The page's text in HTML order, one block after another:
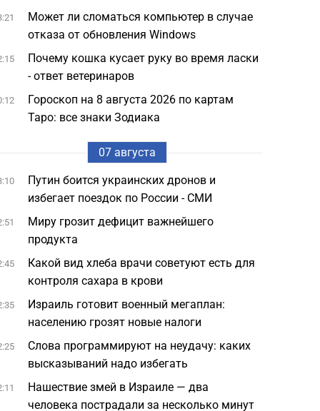
Может ли сломаться компьютер в случае
отказа от обновления Windows
Почему кошка кусает руку во время ласки
- ответ ветеринаров
Гороскоп на 8 августа 2026 по картам
Таро: все знаки Зодиака
07 августа
Путин боится украинских дронов и
избегает поездок по России - СМИ
Миру грозит дефицит важнейшего
продукта
Какой вид хлеба врачи советуют есть для
контроля сахара в крови
Израиль готовит военный мегаплан:
населению грозят новые налоги
Слова программируют на неудачу: каких
высказываний надо избегать
Нашествие змей в Израиле — два
человека пострадали за несколько минут